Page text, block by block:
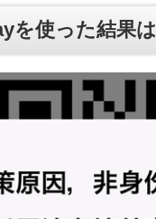
を使った結果は